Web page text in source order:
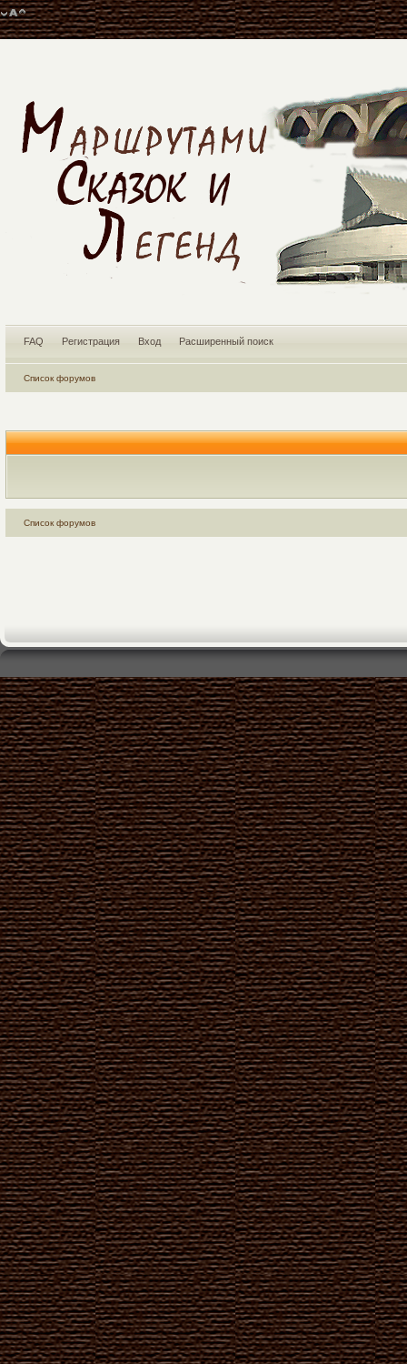
FAQ Регистрация Вход Расширенный поиск
Список форумов
Список форумов